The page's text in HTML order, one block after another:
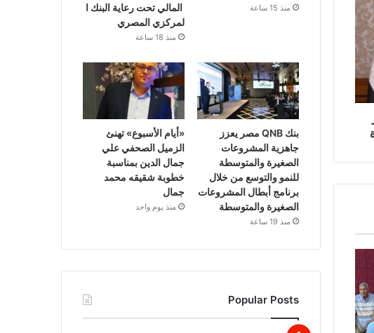
منذ 15 ساعة
المالي تحت رعاية البنك ا
لمركزي المصري
منذ 18 ساعة
بنك QNB مصر يعزز
جاهزية المشروعات
الصغيرة والمتوسطة
للنمو والتوسع من خلال
برنامج أبطال المشروعات
الصغيرة والمتوسطة
منذ 19 ساعة
«أيام الأسبوع» تهنئ
الزميل الصحفي علي
جمال الدين بمناسبة
خطوبة شقيقه محمد
جمال
منذ يوم واحد
Popular Posts